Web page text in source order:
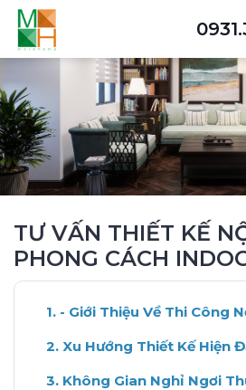
TƯ VẤN THIẾT KẾ
PHONG CÁCH
- Giới Thiệu Về Thi Công
Xu Hướng Thiết Kế Hiện
Không Gian Nghỉ Ngơi